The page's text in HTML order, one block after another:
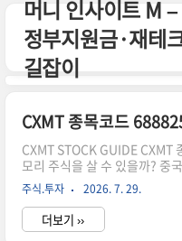
본문 바로가기
머니 인사이트 M –
정부지원금·재테
길잡이
CXMT STOCK GUIDE
모리 주식을 살 수 있을까? 중
(CXMT)가 상하이증권거래소
살 수 있는지 관심이 커지고
의 종목코드는 688825이지만,
분의 국내 증권사 계좌에서 바
주식.투자 2026. 7. 29.
더보기 ››